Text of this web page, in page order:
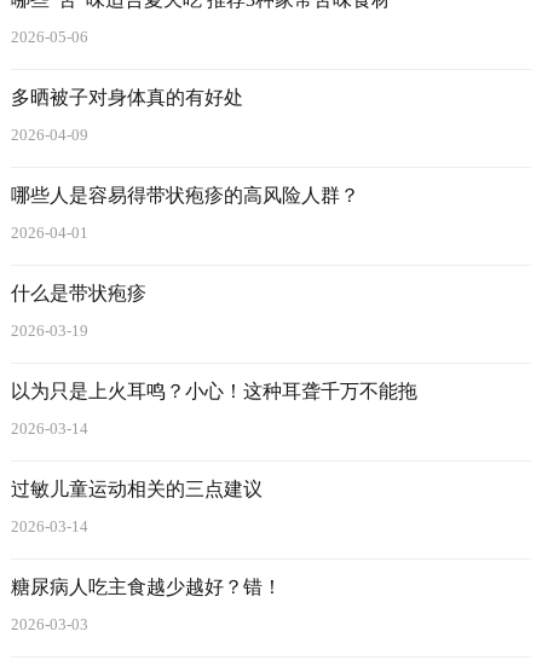
2026-05-06
多晒被子对身体真的有好处
2026-04-09
哪些人是容易得带状疱疹的高风险人群？
2026-04-01
什么是带状疱疹
2026-03-19
以为只是上火耳鸣？小心！这种耳聋千万不能拖
2026-03-14
过敏儿童运动相关的三点建议
2026-03-14
糖尿病人吃主食越少越好？错！
2026-03-03